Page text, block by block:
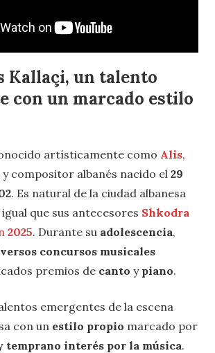
Kallaçi, un talento
con un marcado estilo
artísticamente como Alis,
compositor albanés nacido el 29
. Es natural de la ciudad albanesa
igual que sus antecesores Shkodra
2025. Durante su adolescencia,
concursos musicales
premios de canto y piano.
emergentes de la escena
con un estilo propio marcado por
temprano interés por la música.